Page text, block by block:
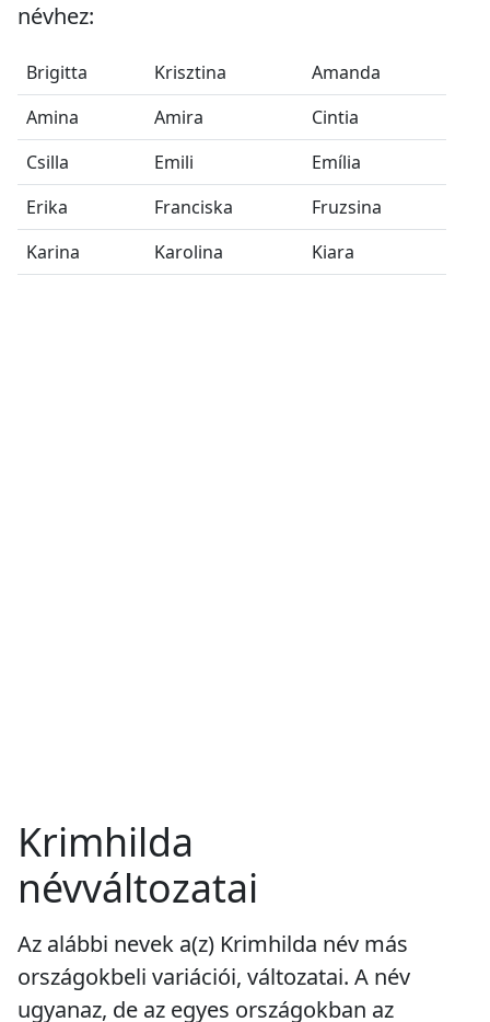
névhez:
Brigitta Krisztina
Amanda
Amina
Amira
Cintia
Csilla
Emili
Emília
Erika
Franciska
Fruzsina
Karina
Karolina Kiara
Krimhilda
névváltozatai
Az alábbi nevek a(z) Krimhilda név más
országokbeli variációi, változatai. A név
ugyanaz, de az egyes országokban az